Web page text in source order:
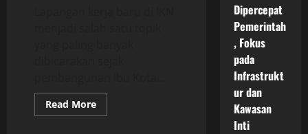
Read MoreRead
more
Dipercepat
Pemerintah
, Fokus
pada
Infrastrukt
ur dan
Kawasan
Inti